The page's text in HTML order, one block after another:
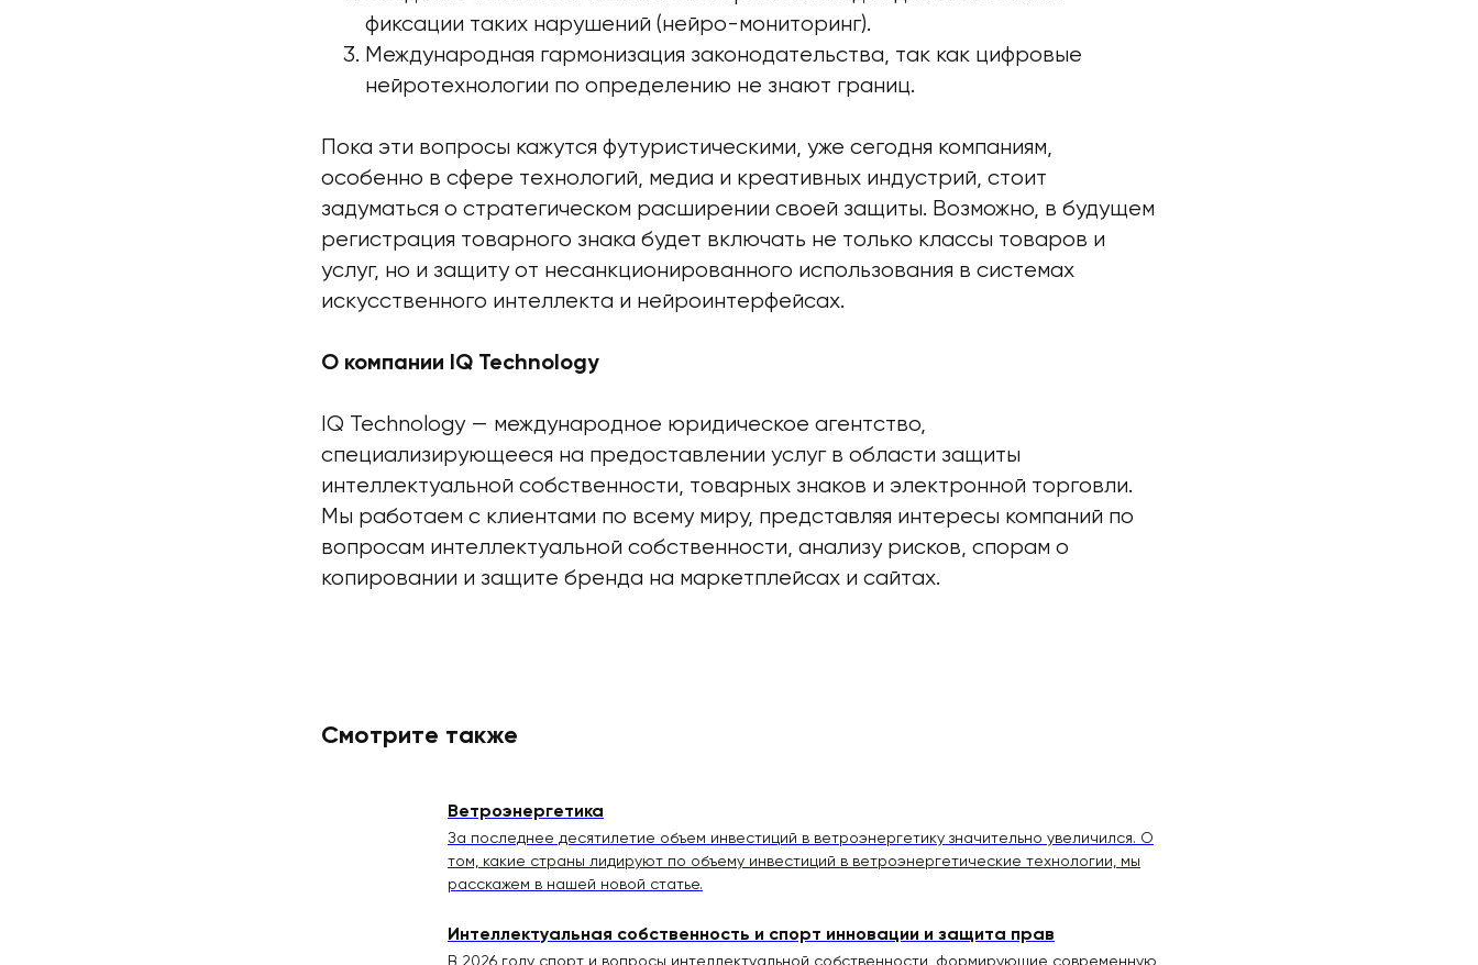
фиксации таких нарушений (нейро-мониторинг).
Международная гармонизация законодательства, так как цифровые
нейротехнологии по определению не знают границ.
Пока эти вопросы кажутся футуристическими, уже сегодня компаниям,
особенно в сфере технологий, медиа и креативных индустрий, стоит
задуматься о стратегическом расширении своей защиты. Возможно, в будущем
регистрация товарного знака будет включать не только классы товаров и
услуг, но и защиту от несанкционированного использования в системах
искусственного интеллекта и нейроинтерфейсах.
О компании IQ Technology
IQ Technology — международное юридическое агентство,
специализирующееся на предоставлении услуг в области защиты
интеллектуальной собственности, товарных знаков и электронной торговли.
Мы работаем с клиентами по всему миру, представляя интересы компаний по
вопросам интеллектуальной собственности, анализу рисков, спорам о
копировании и защите бренда на маркетплейсах и сайтах.
Смотрите также
Ветроэнергетика
За последнее десятилетие объем инвестиций в ветроэнергетику значительно увеличился. О
том, какие страны лидируют по объему инвестиций в ветроэнергетические технологии, мы
расскажем в нашей новой статье.
Интеллектуальная собственность и спорт инновации и защита прав
В 2026 году спорт и вопросы интеллектуальной собственности, формирующие современную